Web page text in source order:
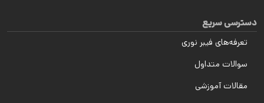
دسترسی سریع
تعرفه‌های فیبر نوری
سوالات متداول
مقالات آموزشی